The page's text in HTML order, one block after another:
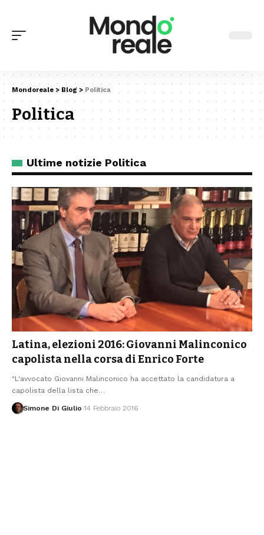
Mondoreale > Blog > Politica
Politica
Ultime notizie Politica
Latina, elezioni 2016: Giovanni Malinconico
capolista nella corsa di Enrico Forte
"L'avvocato Giovanni Malinconico ha accettato la candidatura a
capolista della lista che…
Simone Di Giulio 14 Febbraio 2016